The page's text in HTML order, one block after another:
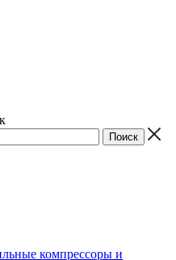
компрессоры и